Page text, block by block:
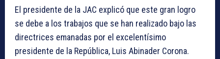
El presidente de la JAC explicó que este gran logro
se debe a los trabajos que se han realizado bajo las
directrices emanadas por el excelentísimo
presidente de la República, Luis Abinader Corona.